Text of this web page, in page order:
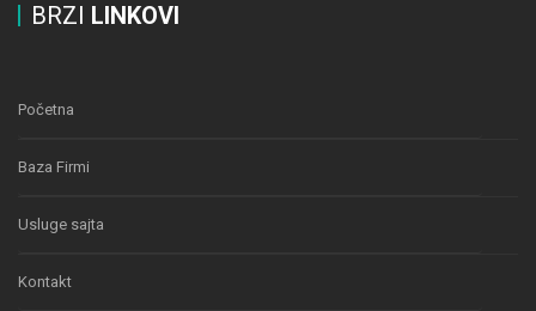
BRZI LINKOVI
Početna
Baza Firmi
Usluge sajta
Kontakt